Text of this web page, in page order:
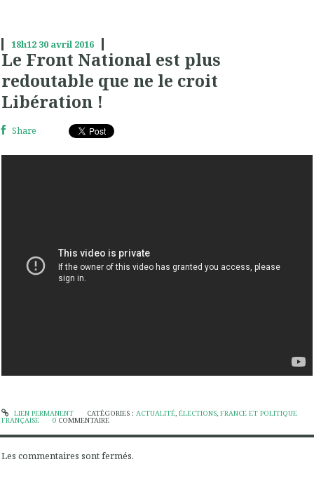
18h12 30 avril 2016
Le Front National est plus
redoutable que ne le croit
Libération !
Share
LIEN PERMANENT CATÉGORIES : ACTUALITÉ, ÉLECTIONS, FRANCE ET POLITIQUE
FRANÇAISE 0 COMMENTAIRE
Les commentaires sont fermés.